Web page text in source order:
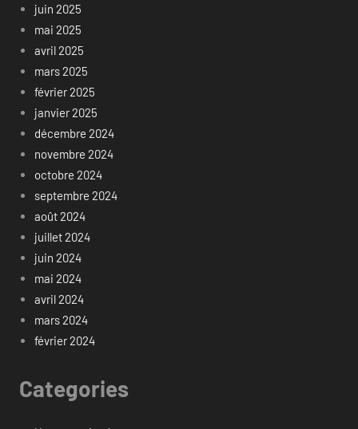
juin 2025
mai 2025
avril 2025
mars 2025
février 2025
janvier 2025
décembre 2024
novembre 2024
octobre 2024
septembre 2024
août 2024
juillet 2024
juin 2024
mai 2024
avril 2024
mars 2024
février 2024
Categories